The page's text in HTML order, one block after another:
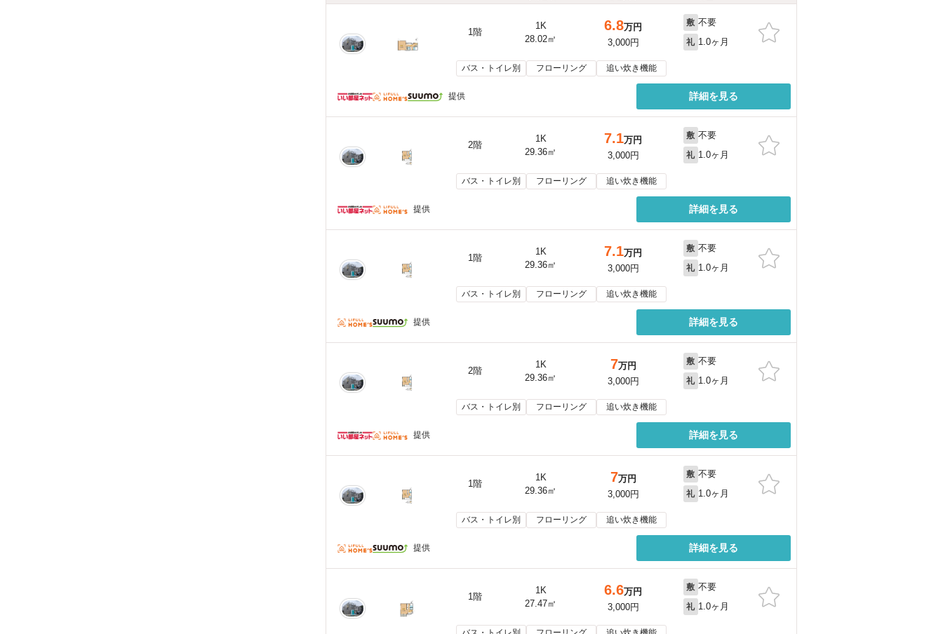
1階
1K
28.02㎡
6.8万円
3,000円
敷 不要
礼 1.0ヶ月
バス・トイレ別 フローリング 追い炊き機能
提供 詳細を見る
2階
1K
29.36㎡
7.1万円
3,000円
敷 不要
礼 1.0ヶ月
バス・トイレ別 フローリング 追い炊き機能
提供 詳細を見る
1階
1K
29.36㎡
7.1万円
3,000円
敷 不要
礼 1.0ヶ月
バス・トイレ別 フローリング 追い炊き機能
提供 詳細を見る
2階
1K
29.36㎡
7万円
3,000円
敷 不要
礼 1.0ヶ月
バス・トイレ別 フローリング 追い炊き機能
提供 詳細を見る
1階
1K
29.36㎡
7万円
3,000円
敷 不要
礼 1.0ヶ月
バス・トイレ別 フローリング 追い炊き機能
提供 詳細を見る
1階
1K
27.47㎡
6.6万円
3,000円
敷 不要
礼 1.0ヶ月